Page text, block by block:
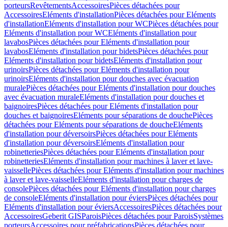
porteursRevêtementsAccessoiresPièces détachées pour
AccessoiresEléments d'installationPièces détachées pour Eléments
d'installationEléments d'installation pour WCPièces détachées pour
Eléments d'installation pour WCEléments d'installation pour
lavabosPièces détachées pour Eléments d'installation pour
lavabosEléments d'installation pour bidetsPièces détachées pour
Eléments d'installation pour bidetsEléments d'installation pour
urinoirsPièces détachées pour Eléments d'installation pour
urinoirsEléments d'installation pour douches avec évacuation
muralePièces détachées pour Eléments d'installation pour douches
avec évacuation muraleEléments d'installation pour douches et
baignoiresPièces détachées pour Eléments d'installation pour
douches et baignoiresEléments pour séparations de douchePièces
détachées pour Eléments pour séparations de doucheEléments
d'installation pour déversoirsPièces détachées pour Eléments
d'installation pour déversoirsEléments d'installation pour
robinetteriesPièces détachées pour Eléments d'installation pour
robinetteriesEléments d'installation pour machines à laver et lave-
vaissellePièces détachées pour Eléments d'installation pour machines
à laver et lave-vaisselleEléments d'installation pour charges de
consolePièces détachées pour Eléments d'installation pour charges
de consoleEléments d'installation pour éviersPièces détachées pour
Eléments d'installation pour éviersAccessoiresPièces détachées pour
AccessoiresGeberit GISParoisPièces détachées pour ParoisSystèmes
porteursAccessoires pour préfabricationsPièces détachées pour